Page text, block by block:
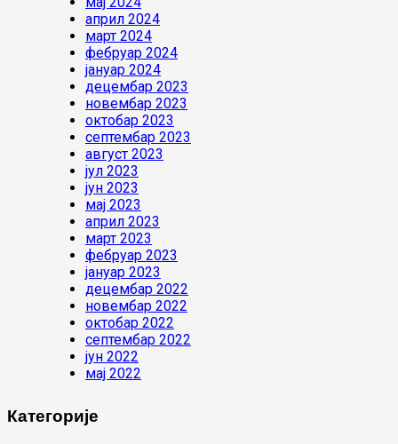
април 2024
март 2024
фебруар 2024
јануар 2024
децембар 2023
новембар 2023
октобар 2023
септембар 2023
август 2023
јул 2023
јун 2023
мај 2023
април 2023
март 2023
фебруар 2023
јануар 2023
децембар 2022
новембар 2022
октобар 2022
септембар 2022
јун 2022
мај 2022
Категорије